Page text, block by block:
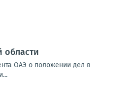
области
ОАЭ о положении дел в